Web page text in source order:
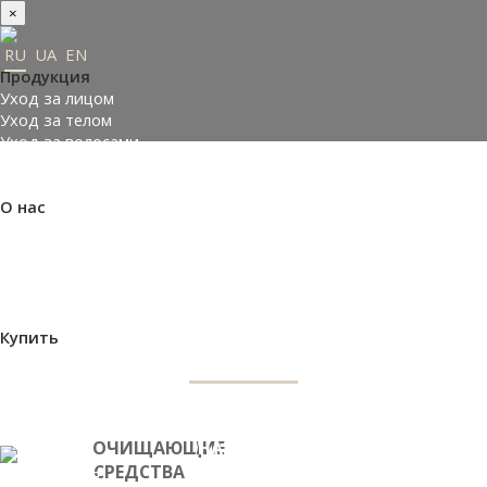
×
RU UA EN
Продукция
Уход за лицом
Уход за телом
Уход за волосами
О нас
Купить
ОЧИЩАЮЩИЕ
СРЕДСТВА
НАЗНАЧЕНИЕ